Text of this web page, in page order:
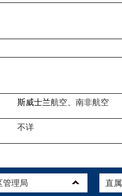
斯威士兰航空、南非航空
不详